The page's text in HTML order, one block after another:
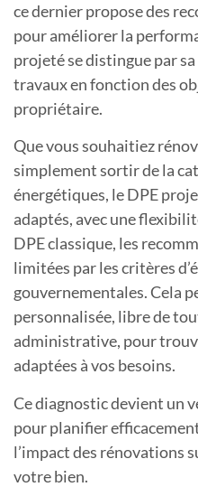
ce dernier propose des
pour améliorer la
projeté se distingue par
travaux en fonction des
propriétaire.
Que vous souhaitiez
simplement sortir de la
énergétiques, le DPE
adaptés, avec une
DPE classique, les
limitées par les critères
gouvernementales. Cela
personnalisée, libre de
administrative, pour
adaptées à vos besoins.
Ce diagnostic devient un
pour planifier
l’impact des rénovations
votre bien.